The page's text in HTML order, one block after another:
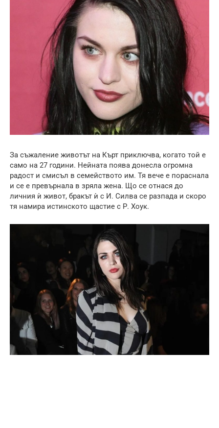
За съжаление животът на Кърт приключва, когато той е
само на 27 години. Нейната поява донесла огромна
радост и смисъл в семейството им. Тя вече е пораснала
и се е превърнала в зряла жена. Що се отнася до
личния ѝ живот, бракът ѝ с И. Силва се разпада и скоро
тя намира истинското щастие с Р. Хоук.